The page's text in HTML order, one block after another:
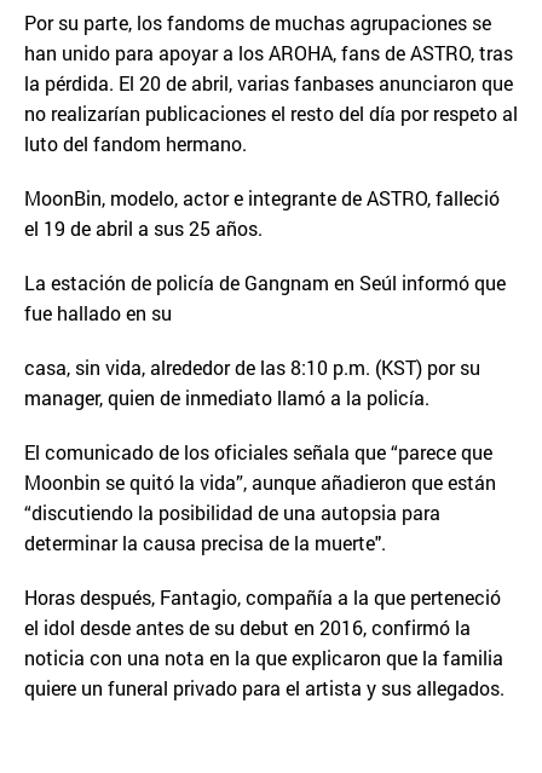
Por su parte, los fandoms de muchas agrupaciones se
han unido para apoyar a los AROHA, fans de ASTRO, tras
la pérdida. El 20 de abril, varias fanbases anunciaron que
no realizarían publicaciones el resto del día por respeto al
luto del fandom hermano.
MoonBin, modelo, actor e integrante de ASTRO, falleció
el 19 de abril a sus 25 años.
La estación de policía de Gangnam en Seúl informó que
fue hallado en su
casa, sin vida, alrededor de las 8:10 p.m. (KST) por su
manager, quien de inmediato llamó a la policía.
El comunicado de los oficiales señala que “parece que
Moonbin se quitó la vida”, aunque añadieron que están
“discutiendo la posibilidad de una autopsia para
determinar la causa precisa de la muerte".
Horas después, Fantagio, compañía a la que perteneció
el idol desde antes de su debut en 2016, confirmó la
noticia con una nota en la que explicaron que la familia
quiere un funeral privado para el artista y sus allegados.